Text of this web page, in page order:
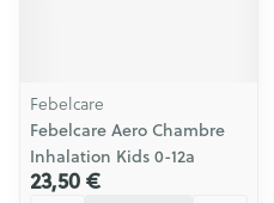
Febelcare
Febelcare Aero Chambre
Inhalation Kids 0-12a
23,50 €